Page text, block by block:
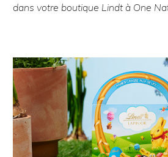
dans votre boutique Lindt à One